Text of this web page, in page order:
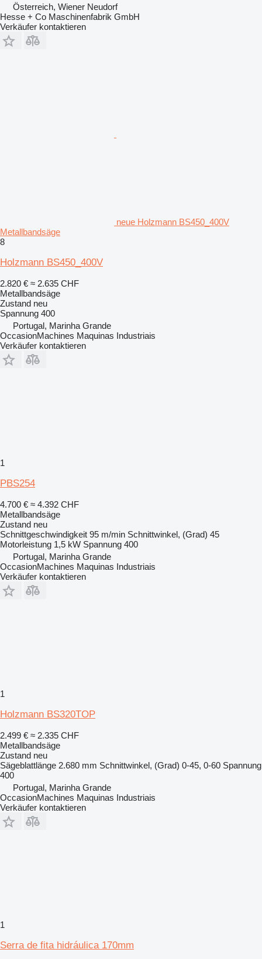
Österreich, Wiener Neudorf
Hesse + Co Maschinenfabrik GmbH
Verkäufer kontaktieren
neue Holzmann BS450_400V
Metallbandsäge
8
Holzmann BS450_400V
2.820 € ≈ 2.635 CHF
Metallbandsäge
Zustand neu
Spannung 400
Portugal, Marinha Grande
OccasionMachines Maquinas Industriais
Verkäufer kontaktieren
1
PBS254
4.700 € ≈ 4.392 CHF
Metallbandsäge
Zustand neu
Schnittgeschwindigkeit 95 m/min Schnittwinkel, (Grad) 45
Motorleistung 1,5 kW Spannung 400
Portugal, Marinha Grande
OccasionMachines Maquinas Industriais
Verkäufer kontaktieren
1
Holzmann BS320TOP
2.499 € ≈ 2.335 CHF
Metallbandsäge
Zustand neu
Sägeblattlänge 2.680 mm Schnittwinkel, (Grad) 0-45, 0-60 Spannung
400
Portugal, Marinha Grande
OccasionMachines Maquinas Industriais
Verkäufer kontaktieren
1
Serra de fita hidráulica 170mm